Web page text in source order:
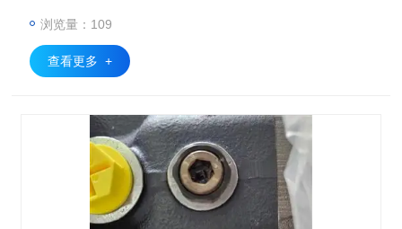
浏览量：109
查看更多 +